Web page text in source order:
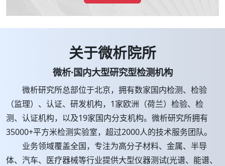
关于微析院所
微析·国内大型研究型检测机构
微析研究所总部位于北京，拥有数家国内检测、检验
（监理）、认证、研发机构，1家欧洲（荷兰）检验、检
测、认证机构，以及19家国内分支机构。微析研究所拥有
35000+平方米检测实验室，超过2000人的技术服务团队。
业务领域覆盖全国，专注为高分子材料、金属、半导
体、汽车、医疗器械等行业提供大型仪器测试(光谱、能谱、